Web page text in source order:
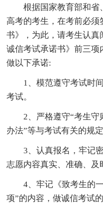
根据国家教育部和省
高考的考生，在考前必
书》，为此，请考生认真
诚信考试承诺书》前三
做以下承诺:
1、模范遵守考试时
考试。
2、严格遵守“考生守
办法”等与考试有关的规
3、认真报名，牢记
志愿内容真实、准确、及
4、牢记《致考生的
项”的内容，做诚信考试的